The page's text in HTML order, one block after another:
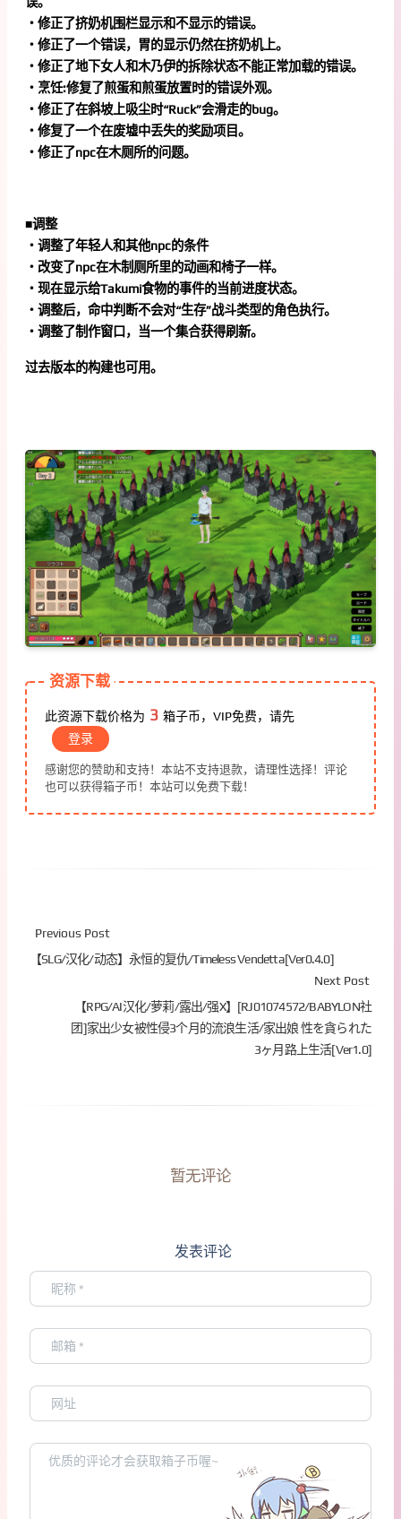
・修正了挤奶机围栏显示和不显示的错误。
・修正了一个错误，胃的显示仍然在挤奶机上。
・修正了地下女人和木乃伊的拆除状态不能正常加载的错误。
・烹饪:修复了煎蛋和煎蛋放置时的错误外观。
・修正了在斜坡上吸尘时“Ruck”会滑走的bug。
・修复了一个在废墟中丢失的奖励项目。
・修正了npc在木厕所的问题。
■调整
・调整了年轻人和其他npc的条件
・改变了npc在木制厕所里的动画和椅子一样。
・现在显示给Takumi食物的事件的当前进度状态。
・调整后，命中判断不会对“生存”战斗类型的角色执行。
・调整了制作窗口，当一个集合获得刷新。
过去版本的构建也可用。
资源下载
此资源下载价格为 3 箱子币，VIP免费，请先
登录
感谢您的赞助和支持！本站不支持退款，请理性选择！评论
也可以获得箱子币！本站可以免费下载！
Previous Post
【SLG/汉化/动态】永恒的复仇/Timeless Vendetta[Ver0.4.0]
Next Post
【RPG/AI汉化/萝莉/露出/强X】[RJ01074572/BABYLON社
团]家出少女被性侵3个月的流浪生活/家出娘 性を貪られた
3ヶ月路上生活[Ver1.0]
暂无评论
发表评论